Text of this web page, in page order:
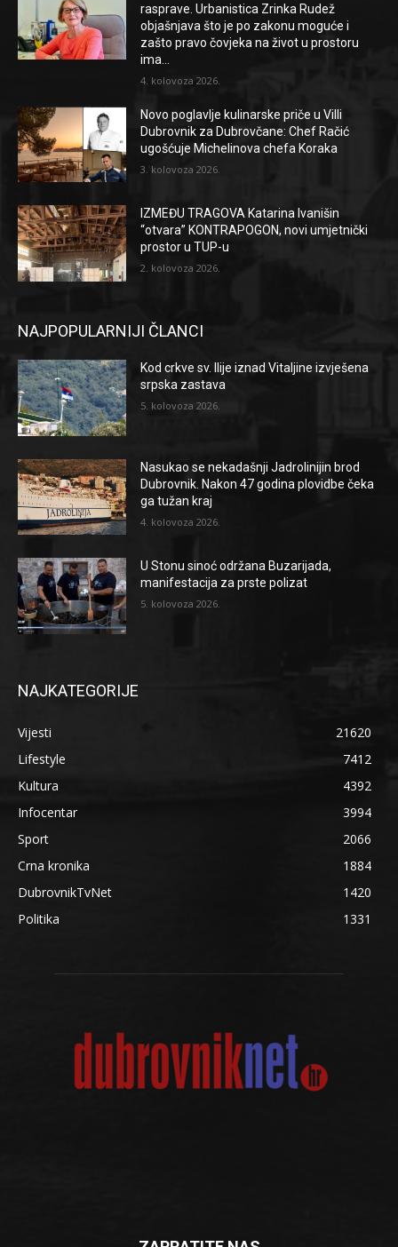
rasprave. Urbanistica Zrinka Rudež
objašnjava što je po zakonu moguće i
zašto pravo čovjeka na život u prostoru
ima...
4. kolovoza 2026.
Novo poglavlje kulinarske priče u Villi
Dubrovnik za Dubrovčane: Chef Račić
ugošćuje Michelinova chefa Koraka
3. kolovoza 2026.
IZMEĐU TRAGOVA Katarina Ivanišin
“otvara” KONTRAPOGON, novi umjetnički
prostor u TUP-u
2. kolovoza 2026.
NAJPOPULARNIJI ČLANCI
Kod crkve sv. Ilije iznad Vitaljine izvješena
srpska zastava
5. kolovoza 2026.
Nasukao se nekadašnji Jadrolinijin brod
Dubrovnik. Nakon 47 godina plovidbe čeka
ga tužan kraj
4. kolovoza 2026.
U Stonu sinoć održana Buzarijada,
manifestacija za prste polizat
5. kolovoza 2026.
NAJKATEGORIJE
Vijesti
21620
Lifestyle
7412
Kultura
4392
Infocentar
3994
Sport
2066
Crna kronika
1884
DubrovnikTvNet
1420
Politika
1331